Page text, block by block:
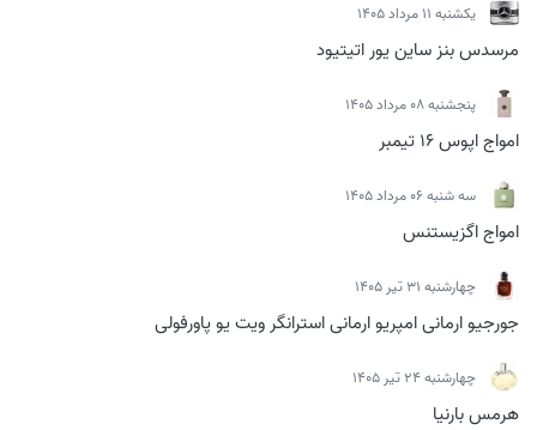
يكشنبه 11 مرداد 1405
مرسدس بنز ساین یور اتیتیود
پنجشنبه 08 مرداد 1405
امواج اپوس 16 تیمبر
سه شنبه 06 مرداد 1405
امواج اگزیستنس
چهارشنبه 31 تیر 1405
جورجیو ارمانی امپریو ارمانی استرانگر ویت یو پاورفولی
چهارشنبه 24 تیر 1405
هرمس بارنیا